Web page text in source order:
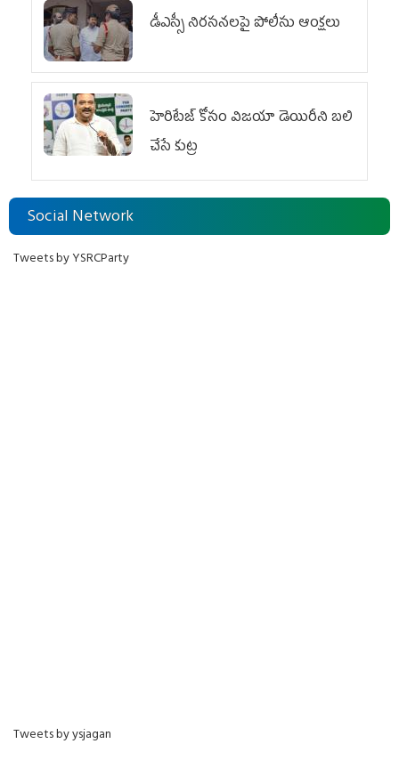
డీఎస్సీ నిరసనలపై పోలీసు ఆంక్షలు
హెరిటేజ్ కోసం విజయా డెయిరీని బలి
చేసే కుట్ర‌
Social Network
Tweets by YSRCParty
Tweets by ysjagan